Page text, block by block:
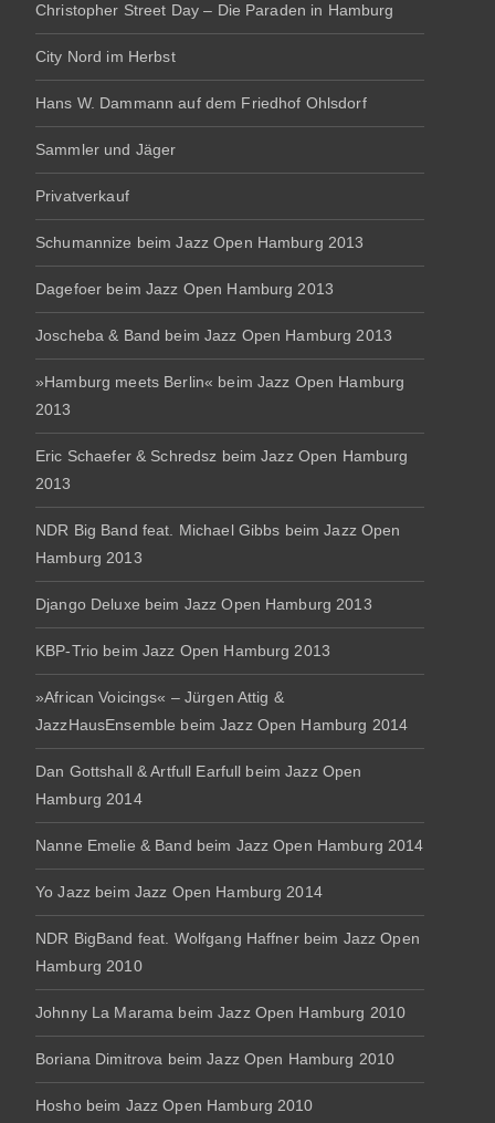
Christopher Street Day – Die Paraden in Hamburg
City Nord im Herbst
Hans W. Dammann auf dem Friedhof Ohlsdorf
Sammler und Jäger
Privatverkauf
Schumannize beim Jazz Open Hamburg 2013
Dagefoer beim Jazz Open Hamburg 2013
Joscheba & Band beim Jazz Open Hamburg 2013
»Hamburg meets Berlin« beim Jazz Open Hamburg
2013
Eric Schaefer & Schredsz beim Jazz Open Hamburg
2013
NDR Big Band feat. Michael Gibbs beim Jazz Open
Hamburg 2013
Django Deluxe beim Jazz Open Hamburg 2013
KBP-Trio beim Jazz Open Hamburg 2013
»African Voicings« – Jürgen Attig &
JazzHausEnsemble beim Jazz Open Hamburg 2014
Dan Gottshall & Artfull Earfull beim Jazz Open
Hamburg 2014
Nanne Emelie & Band beim Jazz Open Hamburg 2014
Yo Jazz beim Jazz Open Hamburg 2014
NDR BigBand feat. Wolfgang Haffner beim Jazz Open
Hamburg 2010
Johnny La Marama beim Jazz Open Hamburg 2010
Boriana Dimitrova beim Jazz Open Hamburg 2010
Hosho beim Jazz Open Hamburg 2010